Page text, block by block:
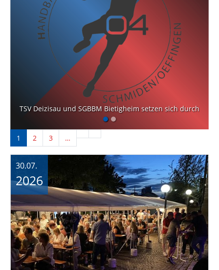
TSV Deizisau und SGBBM Bietigheim setzen sich durch
1 2 3 …
30.07.
2026